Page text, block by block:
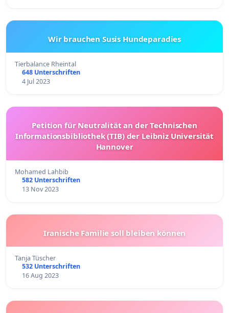
Wir brauchen Susis Hundeparadies
Tierbalance Rheintal
648 Unterschriften
4 Jul 2023
Petition für Neutralität an der Technischen
Informationsbibliothek (TIB) der Leibniz Universität
Hannover
Mohamed Lahbib
582 Unterschriften
13 Nov 2023
Iranische Familie soll bleiben können
Tanja Tüscher
532 Unterschriften
16 Aug 2023